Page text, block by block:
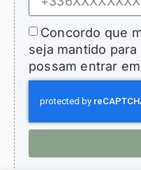
Concordo que
seja mantido
possam entrar